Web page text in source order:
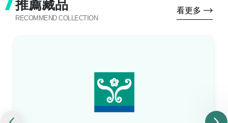
推薦藏品
RECOMMEND COLLECTION
看更多